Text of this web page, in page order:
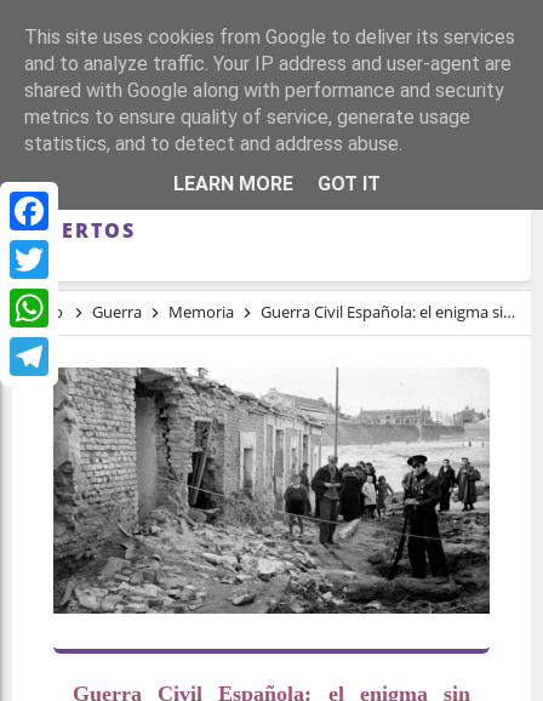
Facebook
Twitter
WhatsApp
Telegram
GUERRA CIVIL ESPAÑOLA: EL ENIGMA SIN
RESOLVER SOBRE EL NÚMERO DE
MUERTOS
Inicio Guerra Memoria Guerra Civil Española: el enigma sin resolver sobre el número de muertos
Guerra Civil Española: el enigma sin
This site uses cookies from Google to deliver its services
and to analyze traffic. Your IP address and user-agent are
shared with Google along with performance and security
metrics to ensure quality of service, generate usage
statistics, and to detect and address abuse.
LEARN MORE
GOT IT